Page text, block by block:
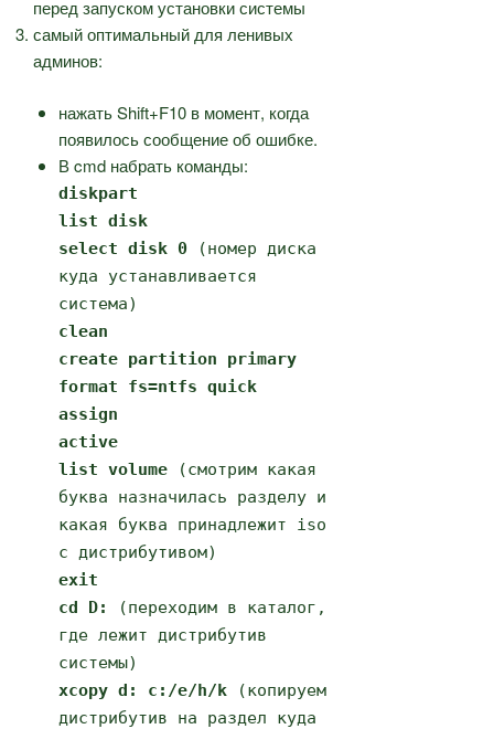
перед запуском установки системы
самый оптимальный для ленивых
админов:
нажать Shift+F10 в момент, когда
появилось сообщение об ошибке.
В cmd набрать команды:
diskpart
list disk
select disk 0(номер диска
куда устанавливается
система)
clean
create partition primary
format fs=ntfs quick
assign
active
list volume(смотрим какая
буква назначилась разделу и
какая буква принадлежит iso
с дистрибутивом)
exit
cd D:
(переходим в каталог,
где лежит дистрибутив
системы)
xcopy d: c:/e/h/k(копируем
дистрибутив на раздел куда